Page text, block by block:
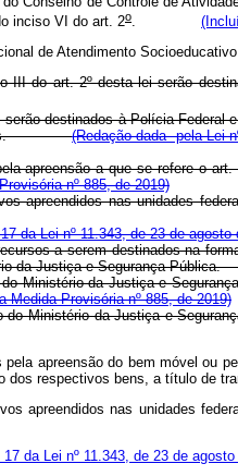
inciso VI do art. 2o.
Nacional de Atendimento
do art. 2º desta lei serão
destinados à Polícia
bens.(Redação dada pela Lei
apreensão a que se refere o
nº 885, de 2019)
apreendidos nas unidades
da Lei nº 11.343, de 23 de agosto
a serem destinados na
da Justiça e Segurança Pública.
Ministério da Justiça e
Medida Provisória nº 885, de 2019)
Ministério da Justiça e
apreensão do bem móvel ou
dos respectivos bens, a
apreendidos nas unidades
17 da Lei nº 11.343, de 23 de